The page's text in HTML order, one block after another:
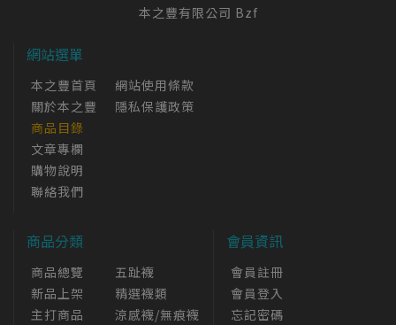
本之豐有限公司 Bzf
網站選單
本之豐首頁
關於本之豐
商品目錄
文章專欄
購物說明
聯絡我們
網站使用條款
隱私保護政策
商品分類
商品總覽
新品上架
主打商品
五趾襪
精選襪類
涼感襪/無痕襪
會員資訊
會員註冊
會員登入
忘記密碼